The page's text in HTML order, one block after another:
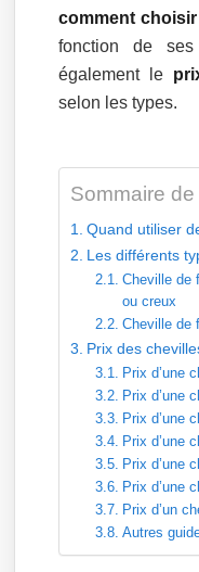
comment
fonction de ses
également le
selon les types.
Sommaire de
Quand utiliser
Les différents
Cheville de
ou creux
Cheville de
Prix des
Prix d’une
Prix d’une
Prix d’une
Prix d’une
Prix d’une
Prix d’une
Prix d’un
Autres